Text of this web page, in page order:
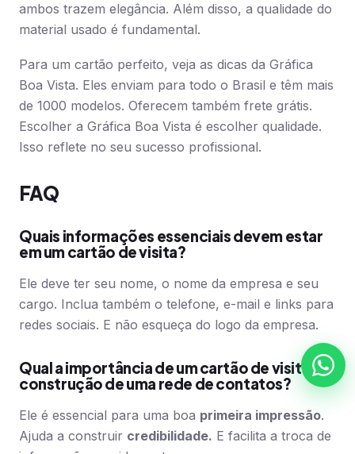
ambos trazem elegância. Além disso, a qualidade do
material usado é fundamental.
Para um cartão perfeito, veja as dicas da Gráfica
Boa Vista. Eles enviam para todo o Brasil e têm mais
de 1000 modelos. Oferecem também frete grátis.
Escolher a Gráfica Boa Vista é escolher qualidade.
Isso reflete no seu sucesso profissional.
FAQ
Quais informações essenciais devem estar
em um cartão de visita?
Ele deve ter seu nome, o nome da empresa e seu
cargo. Inclua também o telefone, e-mail e links para
redes sociais. E não esqueça do logo da empresa.
Qual a importância de um cartão de visita na
construção de uma rede de contatos?
Ele é essencial para uma boa primeira impressão.
Ajuda a construir credibilidade. E facilita a troca de